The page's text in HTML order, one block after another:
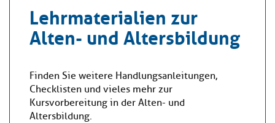
Lehrmaterialien zur
Alten- und Altersbildung
Finden Sie weitere Handlungsanleitungen,
Checklisten und vieles mehr zur
Kursvorbereitung in der Alten- und
Altersbildung.